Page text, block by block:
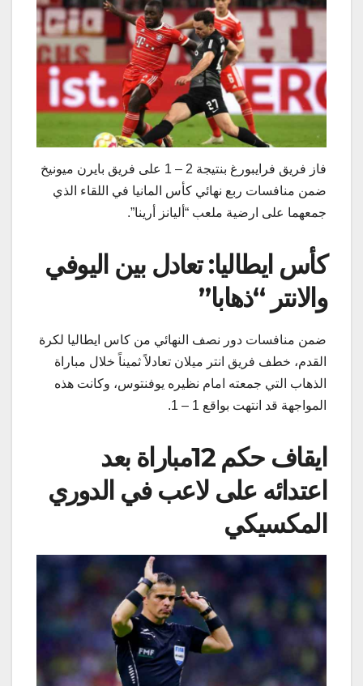
فاز فريق فرايبورغ بنتيجة 2 – 1 على فريق ​بايرن ميونيخ​
ضمن منافسات ربع نهائي كأس المانيا في اللقاء الذي
جمعهما على ارضية ملعب “أليانز أرينا”.
كأس ايطاليا: تعادل بين اليوفي
والانتر “ذهابا”
ضمن منافسات دور نصف النهائي من ​كاس ايطاليا​ لكرة
القدم، خطف فريق ​انتر ميلان​ تعادلاً ثميناً خلال مباراة
الذهاب التي جمعته امام نظيره ​​يوفنتوس​​، وكانت هذه
المواجهة قد انتهت بواقع 1 – 1.
ايقاف حكم 12مباراة بعد
اعتدائه على لاعب في الدوري
المكسيكي